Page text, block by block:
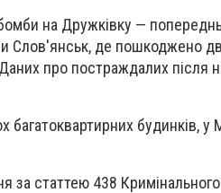
на Дружківку —
Слов'янськ, де пошкоджено
про постраждалих після
багатоквартирних будинків,
за статтею 438